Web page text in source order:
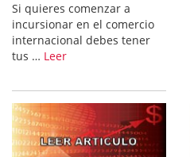
Si quieres comenzar a
incursionar en el comercio
internacional debes tener
tus … Leer